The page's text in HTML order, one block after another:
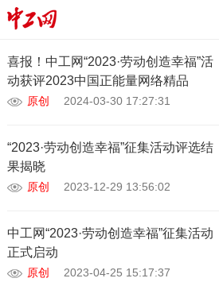
喜报！中工网“2023·劳动创造幸福”活
动获评2023中国正能量网络精品
原创 2024-03-30 17:27:31
“2023·劳动创造幸福”征集活动评选结
果揭晓
原创 2023-12-29 13:56:02
中工网“2023·劳动创造幸福”征集活动
正式启动
原创 2023-04-25 15:17:37